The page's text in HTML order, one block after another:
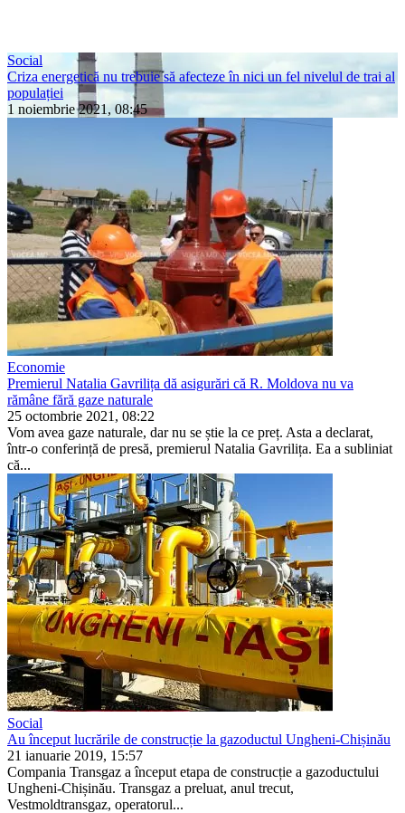
Social
Criza energetică nu trebuie să afecteze în nici un fel nivelul de trai al
populației
1 noiembrie 2021, 08:45
Economie
Premierul Natalia Gavrilița dă asigurări că R. Moldova nu va
rămâne fără gaze naturale
25 octombrie 2021, 08:22
Vom avea gaze naturale, dar nu se știe la ce preț. Asta a de­clarat,
într-o conferință de pre­să, premierul Natalia Gavrilița. Ea a subliniat
că...
Social
Au început lucrările de construcție la gazoductul Ungheni-Chișinău
21 ianuarie 2019, 15:57
Compania Transgaz a început etapa de construcție a gazoductului
Ungheni-Chișinău. Transgaz a preluat, anul trecut,
Vestmoldtransgaz, operatorul...